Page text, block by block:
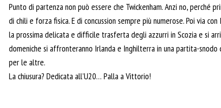
Punto di partenza non può essere che Twickenham. Anzi no, perché
di chili e forza fisica. E di concussion sempre più numerose. Poi via
la prossima delicata e difficile trasferta degli azzurri in Scozia e si
domeniche si affronteranno Irlanda e Inghilterra in una partita-snodo
per le altre.
La chiusura? Dedicata all’U20… Palla a Vittorio!